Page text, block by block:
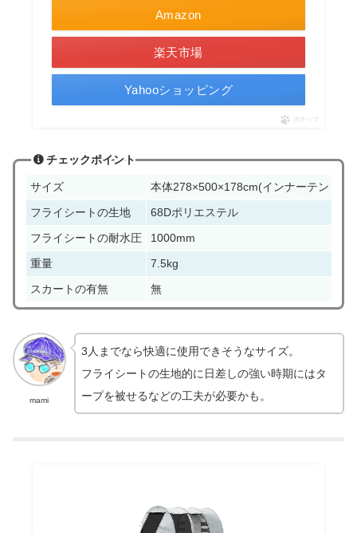
Amazon
楽天市場
Yahooショッピング
ポチップ
チェックポイント
サイズ
本体278×500×178cm(インナーテント
フライシートの生地
68Dポリエステル
フライシートの耐水圧
1000mm
重量
7.5kg
スカートの有無
無
mami
3人までなら快適に使用できそうなサイズ。
フライシートの生地的に日差しの強い時期にはタ
ープを被せるなどの工夫が必要かも。